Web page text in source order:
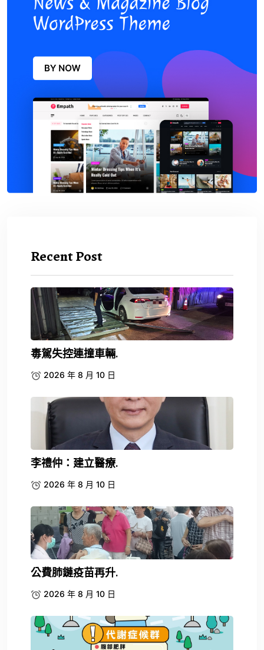
Recent Post
毒駕失控連撞車輛.
2026 年 8 月 10 日
李禮仲：建立醫療.
2026 年 8 月 10 日
公費肺鏈疫苗再升.
2026 年 8 月 10 日